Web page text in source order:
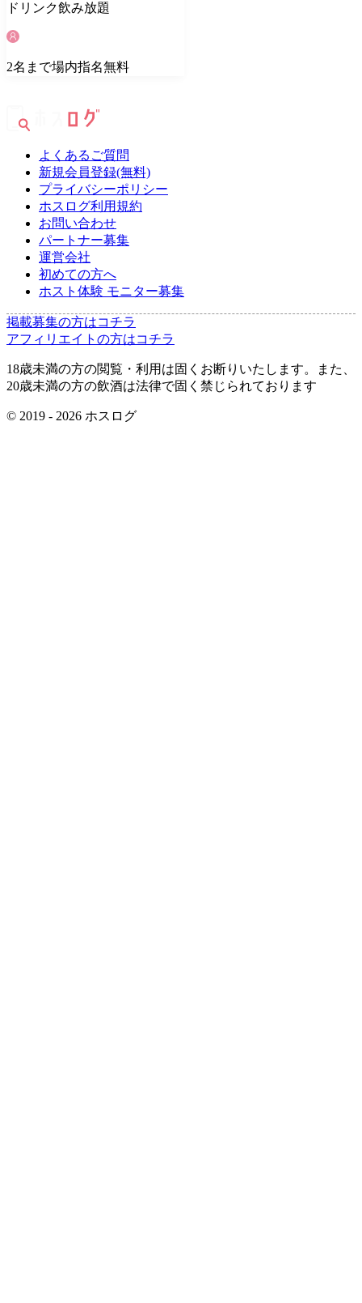
ドリンク飲み放題
2名 まで場内指名無料
よくあるご質問
新規会員登録(無料)
プライバシーポリシー
ホスログ利用規約
お問い合わせ
パートナー募集
運営会社
初めての方へ
ホスト体験 モニター募集
掲載募集の方はコチラ
アフィリエイトの方はコチラ
18歳未満の方の閲覧・利用は固くお断りいたします。また、
20歳未満の方の飲酒は法律で固く禁じられております
© 2019 - 2026 ホスログ